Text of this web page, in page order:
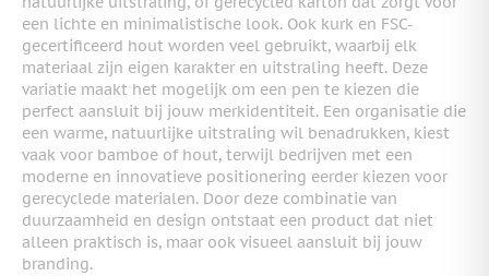
een lichte en minimalistische look. Ook kurk en FSC-
gecertificeerd hout worden veel gebruikt, waarbij elk
materiaal zijn eigen karakter en uitstraling heeft. Deze
variatie maakt het mogelijk om een pen te kiezen die
perfect aansluit bij jouw merkidentiteit. Een organisatie die
een warme, natuurlijke uitstraling wil benadrukken, kiest
vaak voor bamboe of hout, terwijl bedrijven met een
moderne en innovatieve positionering eerder kiezen voor
gerecyclede materialen. Door deze combinatie van
duurzaamheid en design ontstaat een product dat niet
alleen praktisch is, maar ook visueel aansluit bij jouw
branding.